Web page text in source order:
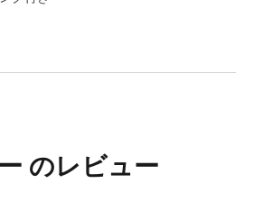
のレビュー